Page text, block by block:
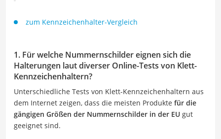
zum Kennzeichenhalter-Vergleich
1. Für welche Nummernschilder eignen sich die
Halterungen laut diverser Online-Tests von Klett-
Kennzeichenhaltern?
Unterschiedliche Tests von Klett-Kennzeichenhaltern aus
dem Internet zeigen, dass die meisten Produkte für die
gängigen Größen der Nummernschilder in der EU gut
geeignet sind.